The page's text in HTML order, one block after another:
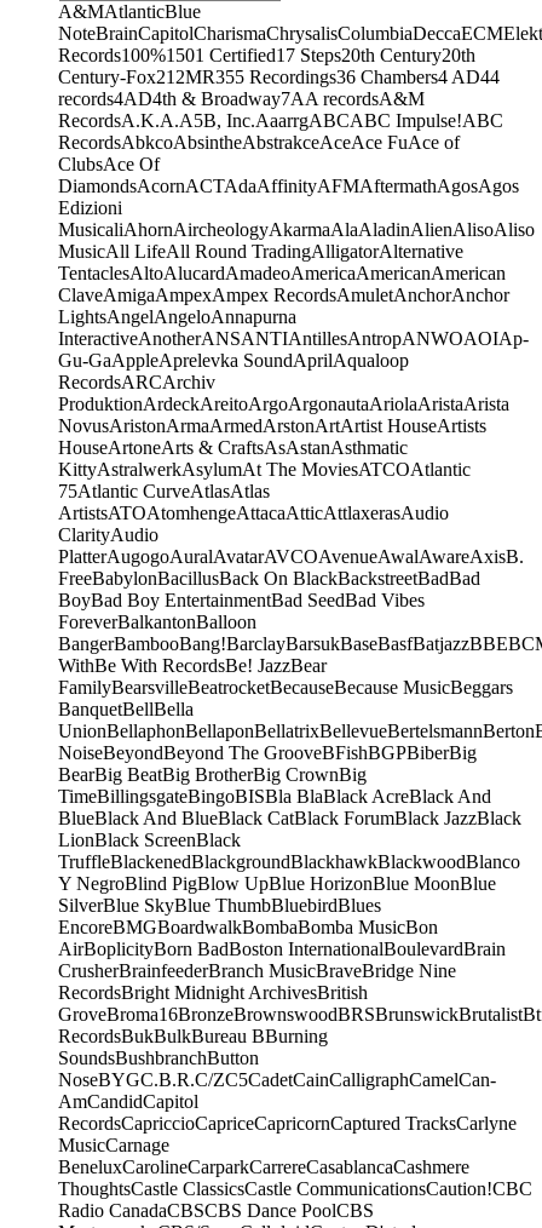
A&MAtlanticBlue
NoteBrainCapitolCharismaChrysalisColumbiaDeccaECM
Records100%1501 Certified17 Steps20th Century20th
Century-Fox21 2MR355 Recordings36 Chambers4 AD44
records4AD4th & Broadway7AA recordsA&M
RecordsA.K.A.A5B, Inc.AaarrgABCABC Impulse!ABC
RecordsAbkcoAbsintheAbstrakceAceAce FuAce of
ClubsAce Of
DiamondsAcornACTAdaAffinityAFMAftermathAgosAgos
Edizioni
MusicaliAhornAircheologyAkarmaAlaAladinAlienAlisoAliso
MusicAll LifeAll Round TradingAlligatorAlternative
TentaclesAltoAlucardAmadeoAmericaAmericanAmerican
ClaveAmigaAmpexAmpex RecordsAmuletAnchorAnchor
LightsAngelAngeloAnnapurna
InteractiveAnotherANSANTIAntillesAntropANWOAOIAp-
Gu-GaAppleAprelevka SoundAprilAqualoop
RecordsARCArchiv
ProduktionArdeckAreitoArgoArgonautaAriolaAristaArista
NovusAristonArmaArmedArstonArtArtist HouseArtists
HouseArtoneArts & CraftsAsAstanAsthmatic
KittyAstralwerkAsylumAt The MoviesATCOAtlantic
75Atlantic CurveAtlasAtlas
ArtistsATOAtomhengeAttacaAtticAttlaxerasAudio
ClarityAudio
PlatterAugogoAuralAvatarAVCOAvenueAwalAwareAxisB.
FreeBabylonBacillusBack On BlackBackstreetBadBad
BoyBad Boy EntertainmentBad SeedBad Vibes
ForeverBalkantonBalloon
BangerBambooBang!BarclayBarsukBaseBasfBatjazzBBE
WithBe With RecordsBe! JazzBear
FamilyBearsvilleBeatrocketBecauseBecause MusicBeggars
BanquetBellBella
UnionBellaphonBellaponBellatrixBellevueBertelsmannBerton
NoiseBeyondBeyond The GrooveBFishBGPBiberBig
BearBig BeatBig BrotherBig CrownBig
TimeBillingsgateBingoBISBla BlaBlack AcreBlack And
BlueBlack And BlueBlack CatBlack ForumBlack JazzBlack
LionBlack ScreenBlack
TruffleBlackenedBlackgroundBlackhawkBlackwoodBlanco
Y NegroBlind PigBlow UpBlue HorizonBlue MoonBlue
SilverBlue SkyBlue ThumbBluebirdBlues
EncoreBMGBoardwalkBombaBomba MusicBon
AirBoplicityBorn BadBoston InternationalBoulevardBrain
CrusherBrainfeederBranch MusicBraveBridge Nine
RecordsBright Midnight ArchivesBritish
GroveBroma16BronzeBrownswoodBRSBrunswickBrutalist
RecordsBukBulkBureau BBurning
SoundsBushbranchButton
NoseBYGC.B.R.C/ZC5CadetCainCalligraphCamelCan-
AmCandidCapitol
RecordsCapriccioCapriceCapricornCaptured TracksCarlyne
MusicCarnage
BeneluxCarolineCarparkCarrereCasablancaCashmere
ThoughtsCastle ClassicsCastle CommunicationsCaution!CBC
Radio CanadaCBSCBS Dance PoolCBS